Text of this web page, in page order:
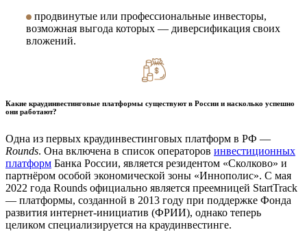
продвинутые или профессиональные инвесторы,
возможная выгода которых — диверсификация своих
вложений.
Какие краудинвестинговые платформы существуют в России и насколько успешно
они работают?
Одна из первых краудинвестинговых платформ в РФ —
Rounds. Она включена в список операторов инвестиционных
платформ Банка России, является резидентом «Сколково» и
партнёром особой экономической зоны «Иннополис». С мая
2022 года Rounds официально является преемницей StartTrack
— платформы, созданной в 2013 году при поддержке Фонда
развития интернет-инициатив (ФРИИ), однако теперь
целиком специализируется на краудинвестинге.